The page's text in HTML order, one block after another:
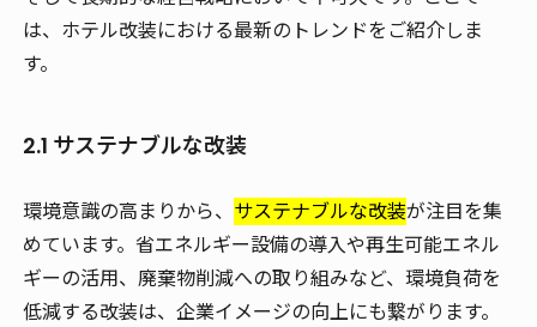
は、ホテル改装における最新のトレンドをご紹介しま
す。
2.1 サステナブルな改装
環境意識の高まりから、 サステナブルな改装が注目を集
めています。省エネルギー設備の導入や再生可能エネル
ギーの活用、廃棄物削減への取り組みなど、環境負荷を
低減する改装は、企業イメージの向上にも繋がります。